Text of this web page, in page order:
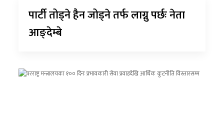
पार्टी तोड्ने हैन जोड्ने तर्फ लाग्नु पर्छः नेता
आङ्देम्बे